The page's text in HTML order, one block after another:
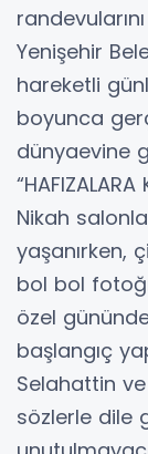
Yenişehir
hareketli
boyunca
dünyaevine
“HAFIZALARA
Nikah
yaşanırken,
bol bol
özel
başlangıç
Selahattin
sözlerle dile